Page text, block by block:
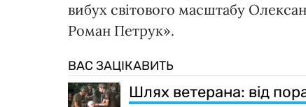
вибух світового масштабу
Роман Петрук».
ВАС ЗАЦІКАВИТЬ
Шлях ветерана: від